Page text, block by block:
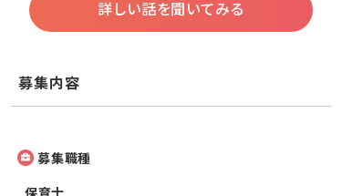
詳しい話を聞いてみる
募集内容
募集職種